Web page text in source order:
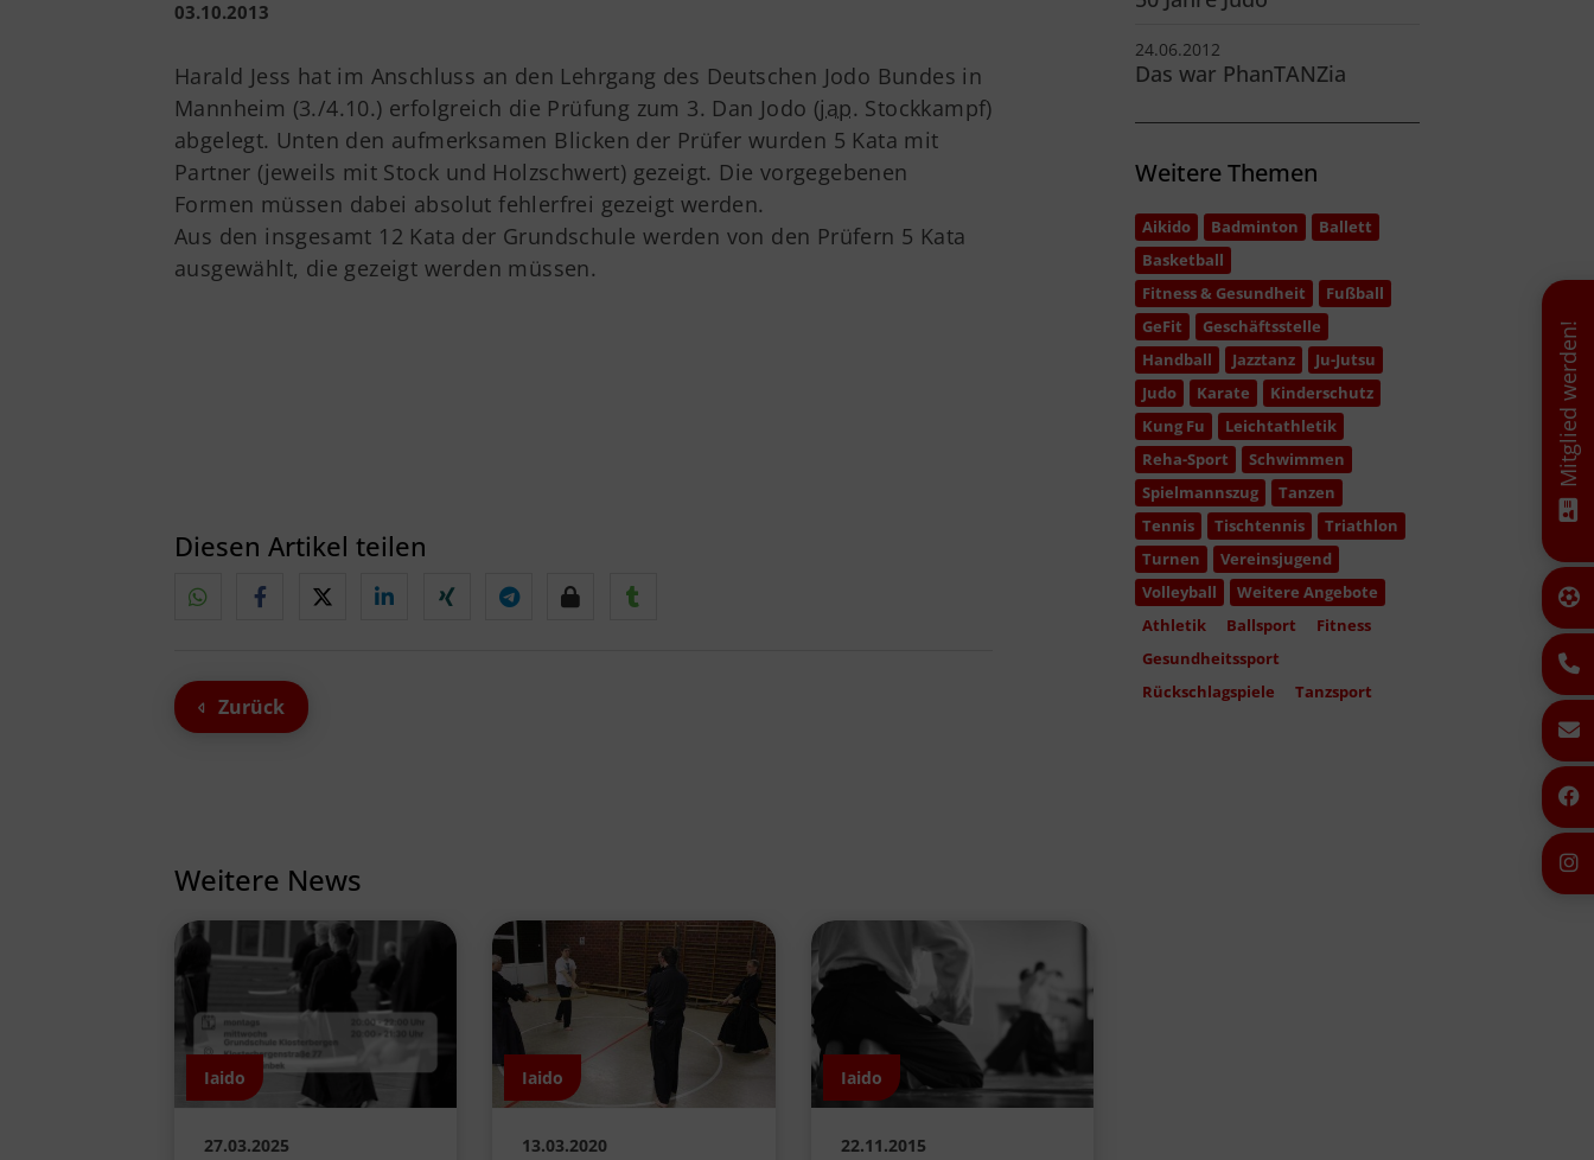
03.10.2013
Harald Jess hat im Anschluss an den Lehrgang des Deutschen Jodo Bundes in
Mannheim (3./4.10.) erfolgreich die Prüfung zum 3. Dan Jodo (jap. Stockkampf)
abgelegt. Unten den aufmerksamen Blicken der Prüfer wurden 5 Kata mit
Partner (jeweils mit Stock und Holzschwert) gezeigt. Die vorgegebenen
Formen müssen dabei absolut fehlerfrei gezeigt werden.
Aus den insgesamt 12 Kata der Grundschule werden von den Prüfern 5 Kata
ausgewählt, die gezeigt werden müssen.
Diesen Artikel teilen
Zurück
24.06.2012
Das war PhanTANZia
Weitere Themen
Aikido Badminton
Ballett
Basketball
Fitness & Gesundheit
Fußball
GeFit
Geschäftsstelle
Handball
Jazztanz
Ju-Jutsu
Judo
Karate
Kinderschutz
Kung Fu
Leichtathletik
Reha-Sport
Schwimmen
Spielmannszug
Tanzen
Tennis
Tischtennis
Triathlon
Turnen
Vereinsjugend
Volleyball
Weitere Angebote
Athletik
Ballsport
Fitness
Gesundheitssport
Rückschlagspiele
Tanzsport
Weitere News
Iaido
27.03.2025
Iaido
13.03.2020
Iaido
22.11.2015
Mitglied werden!